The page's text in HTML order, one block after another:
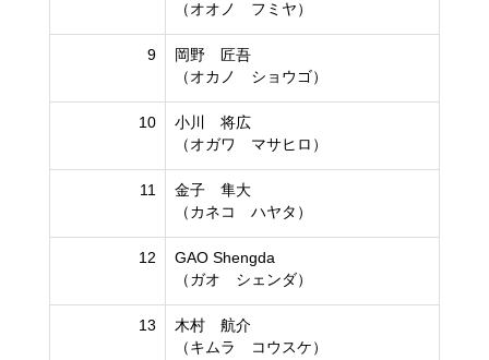
（オオノ フミヤ）
9
岡野 匠吾
（オカノ ショウゴ）
10
小川 将広
（オガワ マサヒロ）
11
金子 隼大
（カネコ ハヤタ）
12
GAO Shengda
（ガオ シェンダ）
13
木村 航介
（キムラ コウスケ）